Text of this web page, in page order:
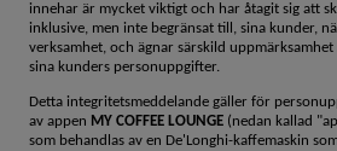
innehar är mycket viktigt och har åtagit sig att
inklusive, men inte begränsat till, sina kunder,
verksamhet, och ägnar särskild
sina kunders personuppgifter.
Detta integritetsmeddelande gäller för
av appen MY COFFEE LOUNGE (nedan kallad
som behandlas av en De'Longhi-kaffemaskin